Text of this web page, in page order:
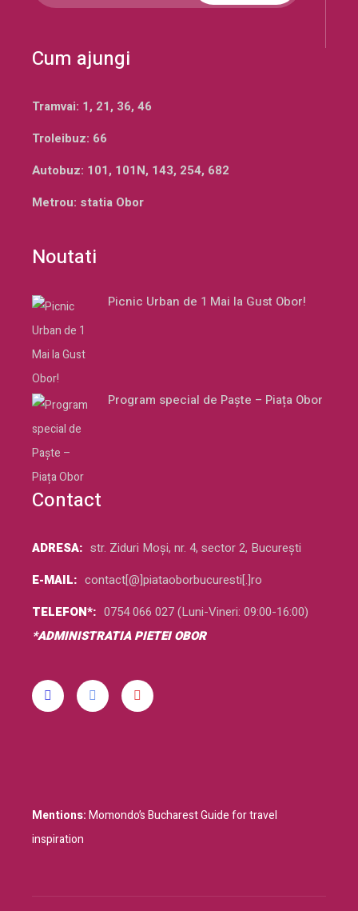
Cum ajungi
Tramvai: 1, 21, 36, 46
Troleibuz: 66
Autobuz: 101, 101N, 143, 254, 682
Metrou: statia Obor
Noutati
Picnic Urban de 1 Mai la Gust Obor!
Program special de Paște – Piața Obor
Contact
ADRESA: str. Ziduri Moși, nr. 4, sector 2, București
E-MAIL: contact[@]piataoborbucuresti[.]ro
TELEFON*: 0754 066 027 (Luni-Vineri: 09:00-16:00)
*ADMINISTRATIA PIETEI OBOR
Mentions: Momondo’s Bucharest Guide for travel
inspiration